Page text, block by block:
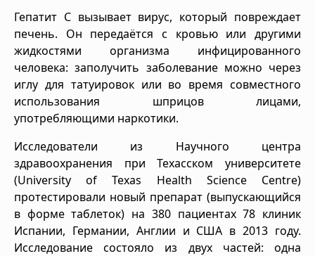
Гепатит С вызывает вирус, который повреждает
печень. Он передаётся с кровью или другими
жидкостями организма инфицированного
человека: заполучить заболевание можно через
иглу для татуировок или во время совместного
использования шприцов лицами,
употребляющими наркотики.
Исследователи из Научного центра
здравоохранения при Техасском университете
(University of Texas Health Science Centre)
протестировали новый препарат (выпускающийся
в форме таблеток) на 380 пациентах 78 клиник
Испании, Германии, Англии и США в 2013 году.
Исследование состояло из двух частей: одна